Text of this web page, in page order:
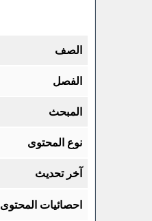
الصف
الفصل
المبحث
نوع المحتوى
آخر تحديث
احصائيات المحتوى